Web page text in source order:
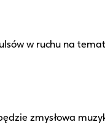
w ruchu na
zmysłowa